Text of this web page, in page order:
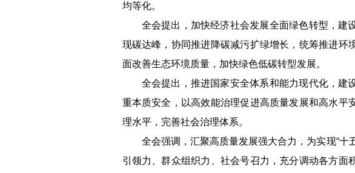
均等化。
全会提出，加快经济社会发展全面绿色转型，建
现碳达峰，协同推进降碳减污扩绿增长，统筹推进
面改善生态环境质量，加快绿色低碳转型发展。
全会提出，推进国家安全体系和能力现代化，建
重本质安全，以高效能治理促进高质量发展和高水
理水平，完善社会治理体系。
全会强调，汇聚高质量发展强大合力，为实现“
引领力、群众组织力、社会号召力，充分调动各方